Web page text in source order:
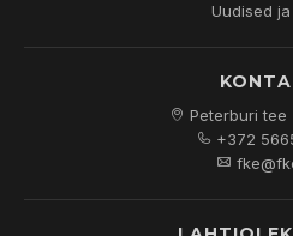
Uudised
Peterburi tee
+372